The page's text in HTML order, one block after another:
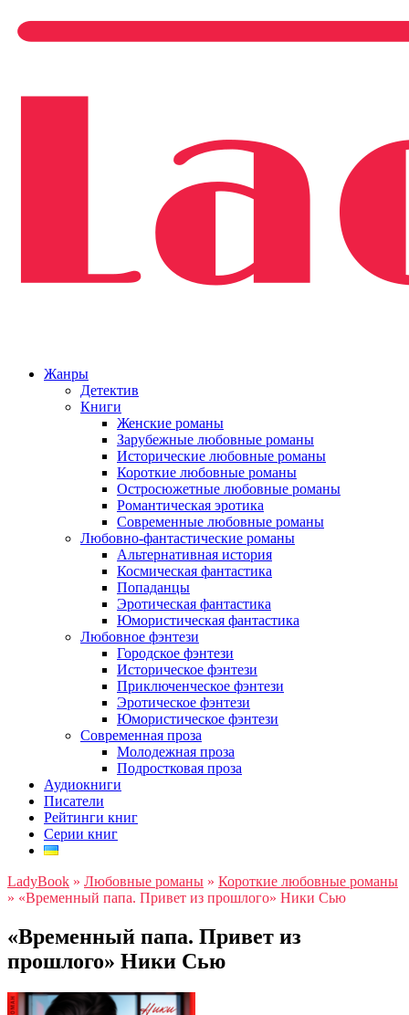
Жанры
Детектив
Книги
Женские романы
Зарубежные любовные романы
Исторические любовные романы
Короткие любовные романы
Остросюжетные любовные романы
Романтическая эротика
Современные любовные романы
Любовно-фантастические романы
Альтернативная история
Космическая фантастика
Попаданцы
Эротическая фантастика
Юмористическая фантастика
Любовное фэнтези
Городское фэнтези
Историческое фэнтези
Приключенческое фэнтези
Эротическое фэнтези
Юмористическое фэнтези
Современная проза
Молодежная проза
Подростковая проза
Аудиокниги
Писатели
Рейтинги книг
Серии книг
LadyBook » Любовные романы » Короткие любовные романы
» «Временный папа. Привет из прошлого» Ники Сью
«Временный папа. Привет из
прошлого» Ники Сью